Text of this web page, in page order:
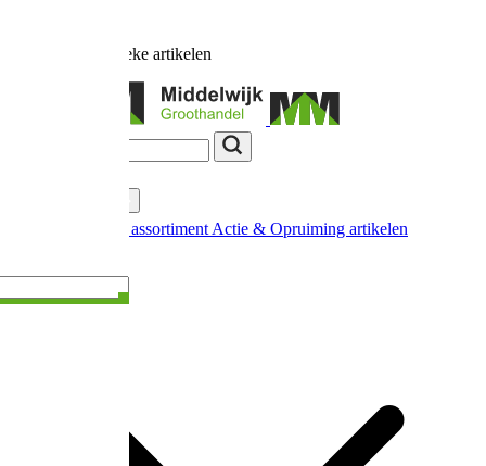
unieke artikelen
Nieuw in ons assortiment Actie & Opruiming artikelen